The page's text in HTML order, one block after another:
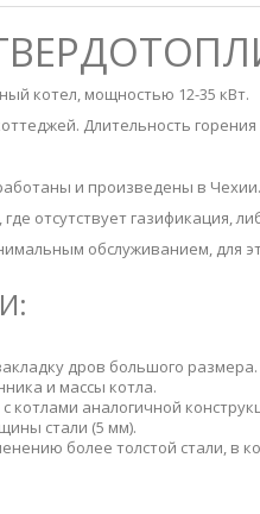
котел, мощностью 12-35 кВт.
Длительность горения
и произведены в Чехии.
отсутствует газификация,
обслуживанием, для
дров большого размера.
и массы котла.
котлами аналогичной
стали (5 мм).
более толстой стали,